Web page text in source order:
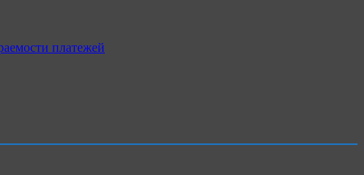
платежей